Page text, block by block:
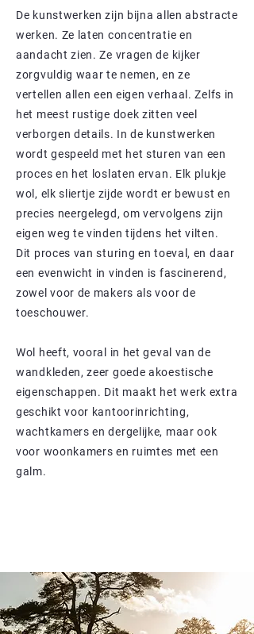
De kunstwerken zijn bijna allen abstracte
werken. Ze laten concentratie en
aandacht zien. Ze vragen de kijker
zorgvuldig waar te nemen, en ze
vertellen allen een eigen verhaal. Zelfs in
het meest rustige doek zitten veel
verborgen details. In de kunstwerken
wordt gespeeld met het sturen van een
proces en het loslaten ervan. Elk plukje
wol, elk sliertje zijde wordt er bewust en
precies neergelegd, om vervolgens zijn
eigen weg te vinden tijdens het vilten. ​
Dit proces van sturing en toeval, en daar
een evenwicht in vinden is fascinerend,
zowel voor de makers als voor de
toeschouwer.
Wol heeft, vooral in het geval van de
wandkleden, zeer goede akoestische
eigenschappen. Dit maakt het werk extra
geschikt voor kantoorinrichting,
wachtkamers en dergelijke, maar ook
voor woonkamers en ruimtes met een
galm.